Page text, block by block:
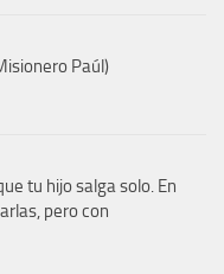
Paúl)
tu hijo salga solo. En
pero con